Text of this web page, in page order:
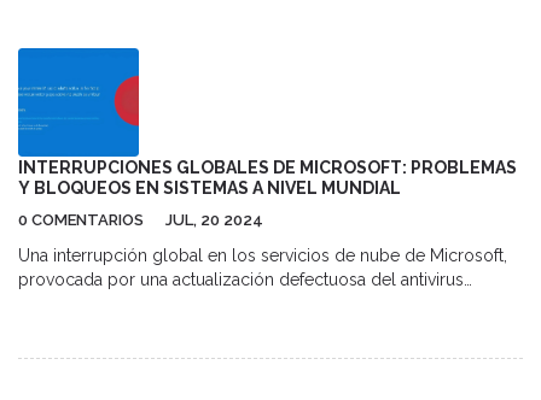
INTERRUPCIONES GLOBALES DE MICROSOFT: PROBLEMAS
Y BLOQUEOS EN SISTEMAS A NIVEL MUNDIAL
0 COMENTARIOS JUL, 20 2024
Una interrupción global en los servicios de nube de Microsoft,
provocada por una actualización defectuosa del antivirus